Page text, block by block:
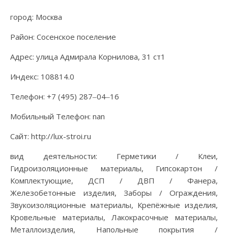
город: Москва
Район: Сосенское поселение
Адрес: улица Адмирала Корнилова, 31 ст1
Индекс: 108814.0
Телефон: +7 (495) 287‒04‒16
Мобильный Телефон: nan
Сайт: http://lux-stroi.ru
вид деятельности: Герметики / Клеи,
Гидроизоляционные материалы, Гипсокартон /
Комплектующие, ДСП / ДВП / Фанера,
Железобетонные изделия, Заборы / Ограждения,
Звукоизоляционные материалы, Крепёжные изделия,
Кровельные материалы, Лакокрасочные материалы,
Металлоизделия, Напольные покрытия /